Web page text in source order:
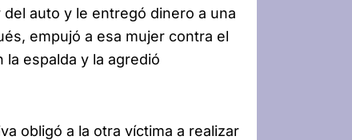
auto y le entregó dinero a una
empujó a esa mujer contra el
espalda y la agredió
obligó a la otra víctima a realizar